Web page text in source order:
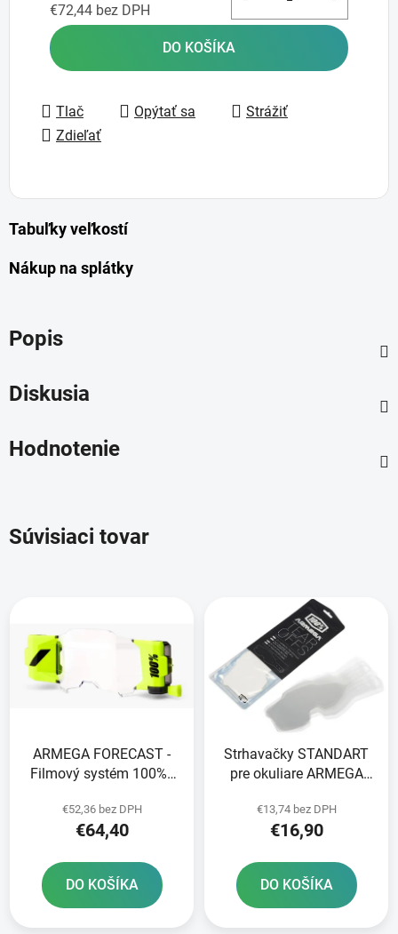
€72,44 bez DPH
Jednotková cena:
DO KOŠÍKA
Tlač Opýtať sa
Strážiť
Zdieľať
Tabuľky veľkostí
Nákup na splátky
Popis
Diskusia
Hodnotenie
Súvisiaci tovar
ARMEGA FORECAST -
Filmový systém 100% -
€52,36 bez DPH
€64,40
DO KOŠÍKA
Strhavačky STANDART
pre okuliare ARMEGA
číre
€13,74 bez DPH
€16,90
DO KOŠÍKA